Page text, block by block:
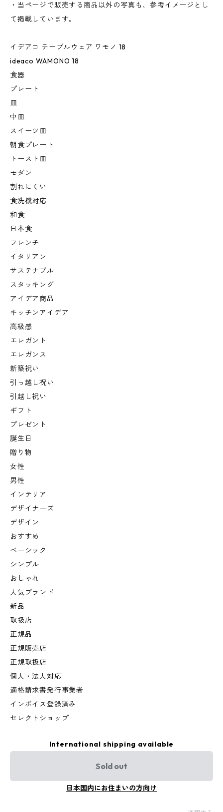
・当ページで販売する商品以外の写真も、参考イメージとし
て掲載しています。
イデアコ テーブルウェア ワモノ 18
ideaco WAMONO 18
食器
プレート
皿
中皿
スイーツ皿
朝食プレート
トースト皿
モダン
割れにくい
食洗機対応
和食
日本食
フレンチ
イタリアン
サステナブル
スタッキング
アイデア商品
キッチンアイデア
高級感
エレガント
エレガンス
新築祝い
引っ越し祝い
引越し祝い
ギフト
プレゼント
誕生日
贈り物
女性
男性
インテリア
デザイナーズ
デザイン
おすすめ
ベーシック
シンプル
おしゃれ
人気ブランド
新品
取扱店
正規品
正規販売店
正規取扱店
個人・法人対応
適格請求書発行事業者
インボイス登録済み
セレクトショップ
International shipping available
Sold out
日本国内にお住まいの方向け